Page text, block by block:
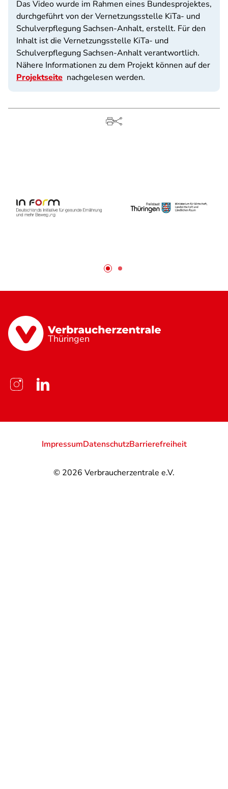
Das Video wurde im Rahmen eines Bundesprojektes,
durchgeführt von der Vernetzungsstelle KiTa- und
Schulverpflegung Sachsen-Anhalt, erstellt. Für den
Inhalt ist die Vernetzungsstelle KiTa- und
Schulverpflegung Sachsen-Anhalt verantwortlich.
Nähere Informationen zu dem Projekt können auf der
Projektseite nachgelesen werden.
Thüringen
© 2026 Verbraucherzentrale e.V.
ImpressumDatenschutzBarrierefreiheit